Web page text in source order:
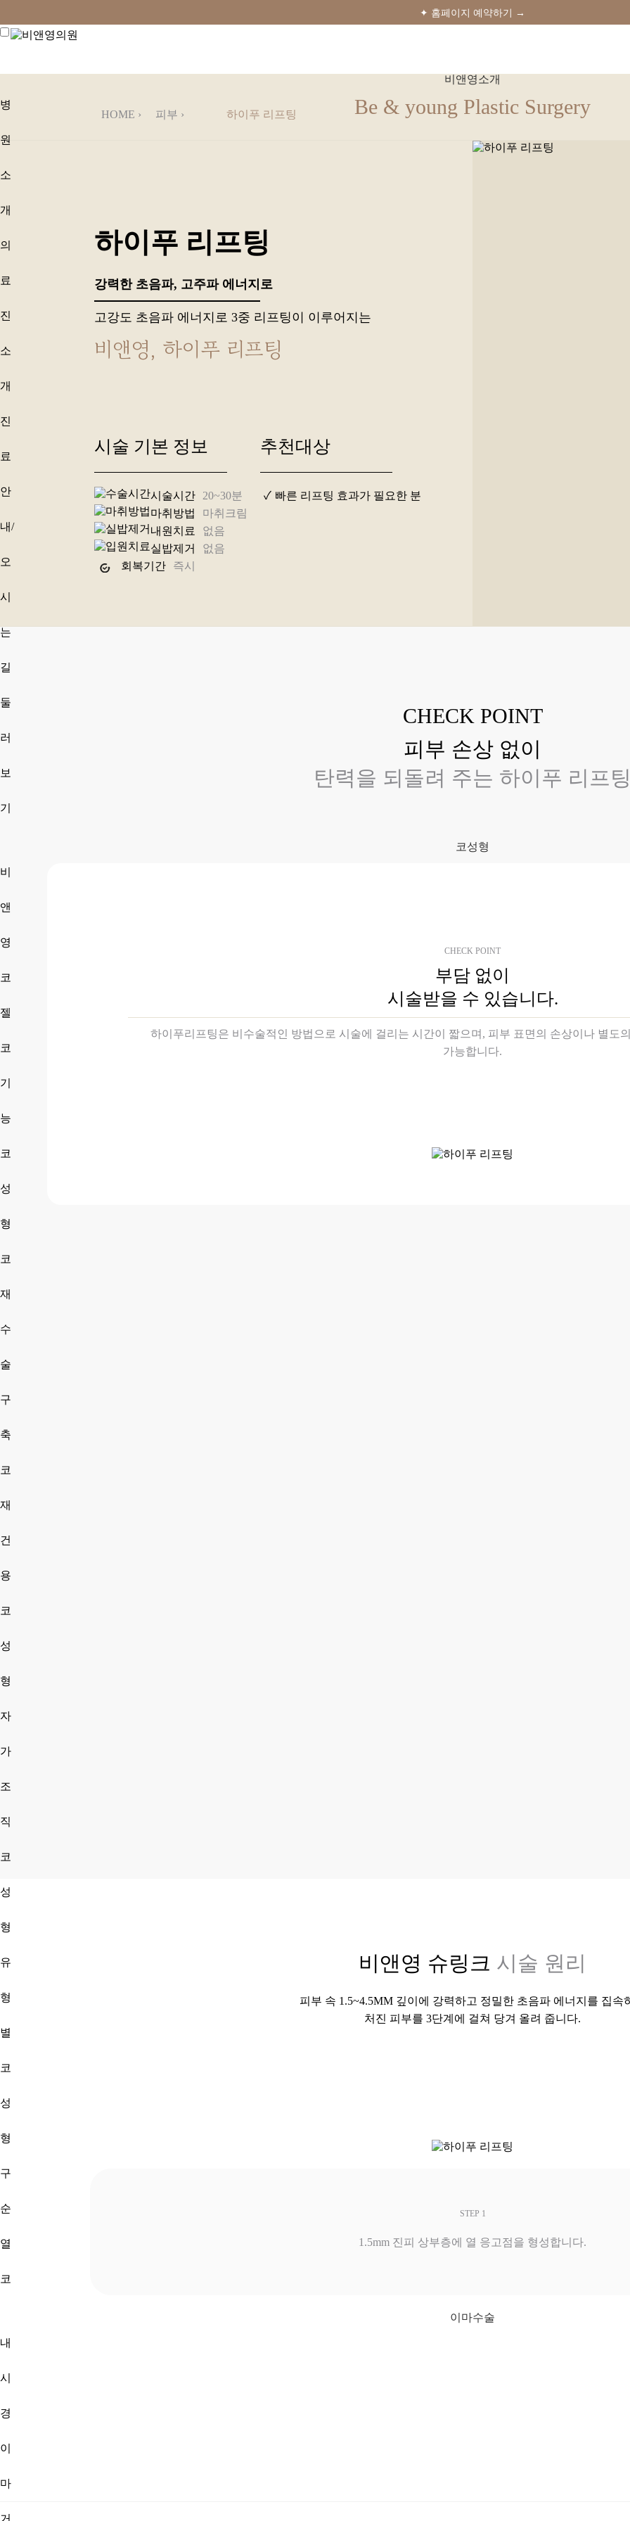
✦ 홈페이지 예약하기 →
비앤영소개
병
원
소
개
의
료
진
소
개
진
료
안
내/
오
시
는
길
둘
러
보
기
코성형
비
앤
영
코
젤
코
기
능
코
성
형
코
재
수
술
구
축
코
재
건
용
코
성
형
자
가
조
직
코
성
형
유
형
별
코
성
형
구
순
열
코
이마수술
내
시
경
이
마
HOME › 피부 › 하이푸 리프팅
보톡스·필러
Be & young Plastic Surgery
하이푸 리프팅
강력한 초음파, 고주파 에너지로
고강도 초음파 에너지로 3중 리프팅이 이루어지는
비앤영, 하이푸 리프팅
시술 기본 정보
시술시간
20~30분
마취방법
마취크림
내원치료
없음
실밥제거
없음
회복기간
즉시
추천대상
✓ 빠른 리프팅 효과가 필요한 분
CHECK POINT
피부 손상 없이
탄력을 되돌려 주는 하이푸 리프
CHECK POINT
부담 없이
시술받을 수 있습니다.
하이푸리프팅은 비수술적인 방법으로 시술에 걸리는 시간이 짧으며, 피부 표면의 손상이나 별도
가능합니다.
비앤영 슈링크 시술 원리
피부 속 1.5~4.5MM 깊이에 강력하고 정밀한 초음파 에너지를 집속
처진 피부를 3단계에 걸쳐 당겨 올려 줍니다.
STEP 1
1.5mm 진피 상부층에 열 응고점을 형성합니다.